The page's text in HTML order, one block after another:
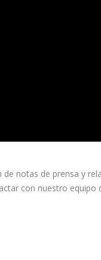
de notas de prensa y
con nuestro equipo